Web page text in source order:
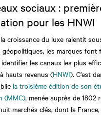
sociaux :
pour les HNWI
croissance du luxe ralentit
les marques font
les canaux les plus
hauts revenus (HNWI). C’est
la troisième édition de son
(MMC), menée auprès de
marchés clés, dont la